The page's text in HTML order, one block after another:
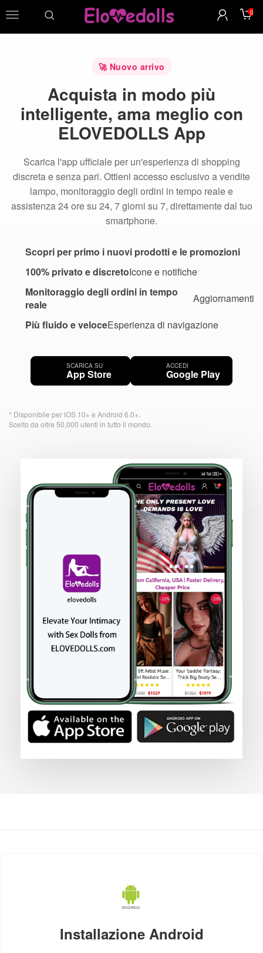
0
🚀 Nuovo arrivo
Acquista in modo più
intelligente, ama meglio con
ELOVEDOLLS App
Scarica l'app ufficiale per un'esperienza di shopping
discreta e senza pari. Ottieni accesso esclusivo a vendite
lampo, monitoraggio degli ordini in tempo reale e
assistenza 24 ore su 24, 7 giorni su 7, direttamente dal tuo
smartphone.
Scopri per primo i nuovi prodotti e le promozioni
100% privato e discretoIcone e notifiche
Monitoraggio degli ordini in tempo
reale
Aggiornamenti
Più fluido e veloceEsperienza di navigazione
SCARICA SU
App Store
ACCEDI
Google Play
* Disponibile per iOS 10+ e Android 6.0+.
Scelto da oltre 50,000 utenti in tutto il mondo.
Installazione Android